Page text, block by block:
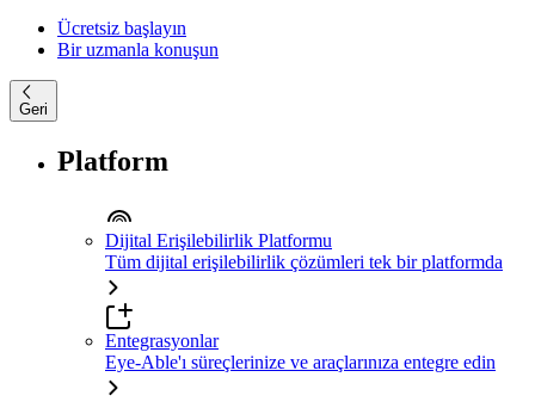
Ücretsiz başlayın
Bir uzmanla konuşun
Geri
Platform
Dijital Erişilebilirlik Platformu
Tüm dijital erişilebilirlik çözümleri tek bir platformda
Entegrasyonlar
Eye-Able'ı süreçlerinize ve araçlarınıza entegre edin